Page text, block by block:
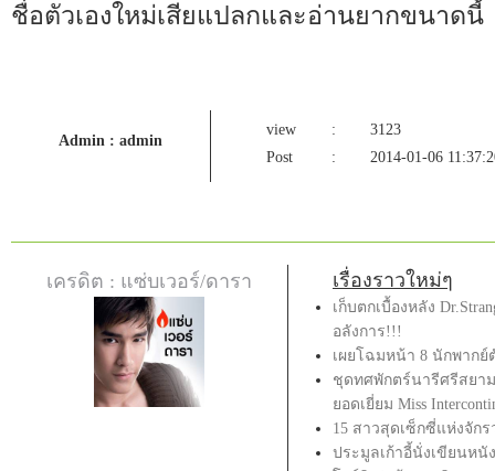
ชื่อตัวเองใหม่เสียแปลกและอ่านยากขนาดนี้
Admin : admin
view :
3123
Post
: 2014-01-06
เครดิต : แซ่บเวอร์/ดารา เรื่องราวใหม่ๆ
เก็บตกเบื้องหลัง
อลังการ!!!
เผยโฉมหน้า 8 นักพาก
ชุดทศพักตร์นารีศรีสยา
ยอดเยี่ยม Miss
15 สาวสุดเซ็กซี่แห่งจัก
ประมูลเก้าอี้นั่งเขียนหนั